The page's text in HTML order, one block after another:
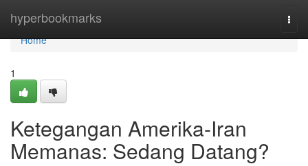
hyperbookmarks
Home
Home
1
Ketegangan Amerika-Iran
Memanas: Sedang Datang?